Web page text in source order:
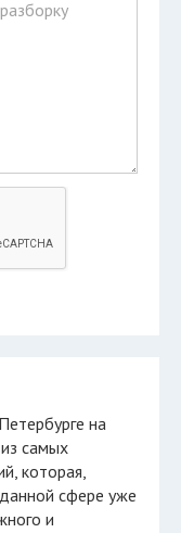
самых
которая,
сфере уже
и